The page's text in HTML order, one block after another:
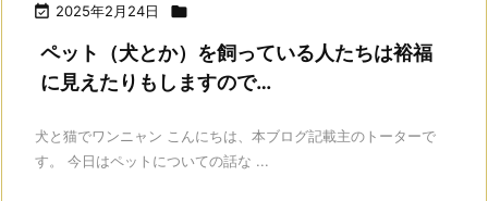
 2025年2月24日 
ペット（犬とか）を飼っている人たちは裕福
に見えたりもしますので…
犬と猫でワンニャン こんにちは、本ブログ記載主のトーターで
す。 今日はペットについての話な ...